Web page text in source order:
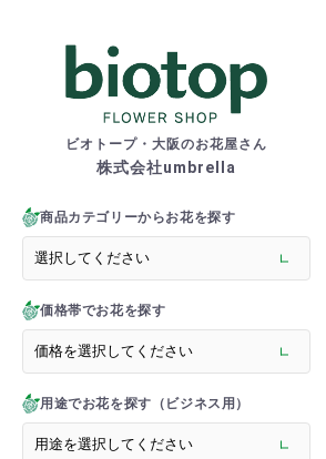
ビオトープ・大阪のお花屋さん
株式会社umbrella
商品カテゴリーからお花を探す
価格帯でお花を探す
用途でお花を探す（ビジネス用）